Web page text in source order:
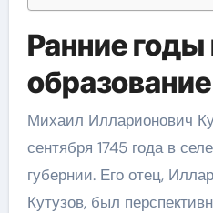
Ранние годы
образование
Михаил Илларионович
сентября 1745 года в
губернии. Его отец,
Кутузов, был